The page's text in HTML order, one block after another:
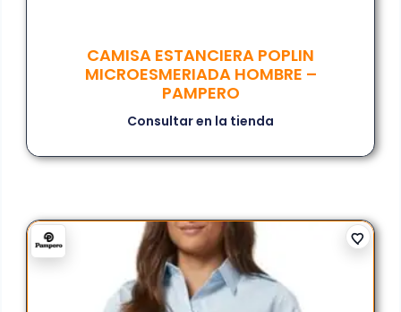
CAMISA ESTANCIERA POPLIN
MICROESMERIADA HOMBRE –
PAMPERO
Consultar en la tienda